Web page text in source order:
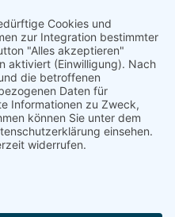
040 / 21 04 04 04-04
glinde@topf-online.de
Öffnungszeiten und mehr